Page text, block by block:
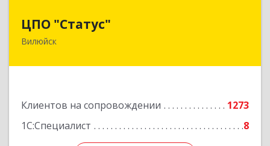
ЦПО "Статус"
Вилюйск
Клиентов на сопровождении
1273
1С:Специалист
8
677000, Саха /Якутия/ Респ, Якутск г, Ленина пр-